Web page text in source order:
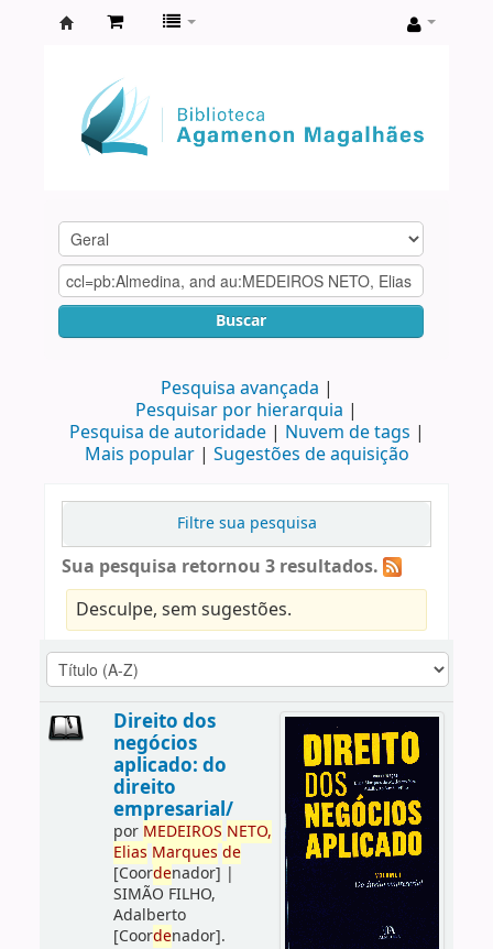
Agamenon
Magalhães
Buscar
Pesquisa avançada
Pesquisar por hierarquia
Pesquisa de autoridade
Nuvem de tags
Mais popular
Sugestões de aquisição
Filtre sua pesquisa
Sua pesquisa retornou 3 resultados.
Desculpe, sem sugestões.
Direito dos
negócios
aplicado: do
direito
empresarial/
por MEDEIROS NETO,
Elias Marques de
[Coordenador] |
SIMÃO FILHO,
Adalberto
[Coordenador].